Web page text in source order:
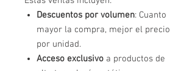
Descuentos por volumen: Cuanto
mayor la compra, mejor el precio
por unidad.
Acceso exclusivo a productos de